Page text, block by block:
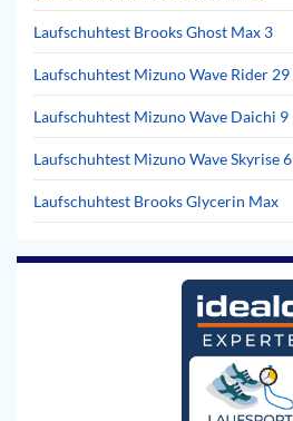
Laufschuhtest Brooks Ghost Max 3
Laufschuhtest Mizuno Wave Rider 29
Laufschuhtest Mizuno Wave Daichi 9
Laufschuhtest Mizuno Wave Skyrise 6
Laufschuhtest Brooks Glycerin Max